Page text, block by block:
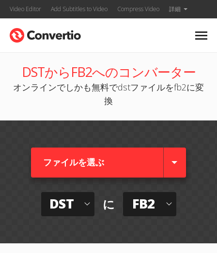
Video Editor Add Subtitles to Video Compress Video 詳細
DSTからFB2へのコンバーター
オンラインでしかも無料でdstファイルをfb2に変
換
ファイルを選ぶ
DST に FB2